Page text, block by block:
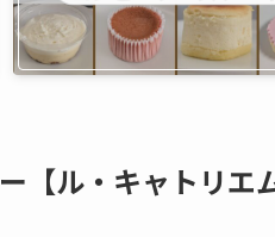
【ル・キャトリエ